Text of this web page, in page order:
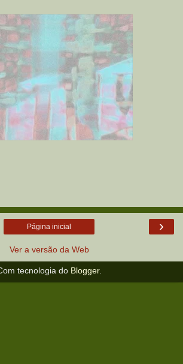
›
Página inicial
Ver a versão da Web
tecnologia do Blogger.